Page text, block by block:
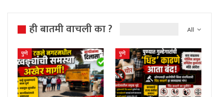
All
ही बातमी वाचली का ?
पुणे पुणे